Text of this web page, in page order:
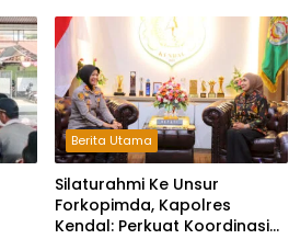
Berita Utama
Silaturahmi Ke Unsur
Forkopimda, Kapolres
Kendal: Perkuat Koordinasi